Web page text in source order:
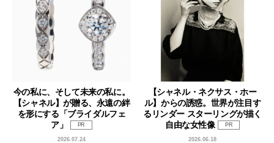
今の私に、そして未来の私に。
【シャネル】が贈る、永遠の絆
を形にする「ブライダルフェ
ア」
PR
2026.07.24
【シャネル・ネクサス・ホー
ル】からの誘惑。世界が注目す
るリンダー スターリングが描く
自由な女性像
PR
2026.06.18